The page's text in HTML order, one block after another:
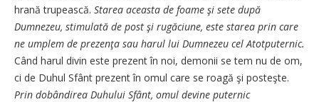
hrană trupească. Starea aceasta de foame şi sete după
Dumnezeu, stimulată de post şi rugăciune, este starea prin care
ne umplem de prezenţa sau harul lui Dumnezeu cel Atotputernic.
Când harul divin este prezent în noi, demonii se tem nu de om,
ci de Duhul Sfânt prezent în omul care se roagă şi posteşte.
Prin dobândirea Duhului Sfânt, omul devine puternic